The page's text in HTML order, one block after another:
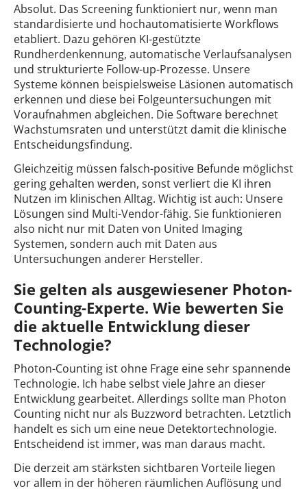
Absolut. Das Screening funktioniert nur, wenn man
standardisierte und hochautomatisierte Workflows
etabliert. Dazu gehören KI-gestützte
Rundherdenkennung, automatische Verlaufsanalysen
und strukturierte Follow-up-Prozesse. Unsere
Systeme können beispielsweise Läsionen automatisch
erkennen und diese bei Folgeuntersuchungen mit
Voraufnahmen abgleichen. Die Software berechnet
Wachstumsraten und unterstützt damit die klinische
Entscheidungsfindung.
Gleichzeitig müssen falsch-positive Befunde möglichst
gering gehalten werden, sonst verliert die KI ihren
Nutzen im klinischen Alltag. Wichtig ist auch: Unsere
Lösungen sind Multi-Vendor-fähig. Sie funktionieren
also nicht nur mit Daten von United Imaging
Systemen, sondern auch mit Daten aus
Untersuchungen anderer Hersteller.
Sie gelten als ausgewiesener Photon-
Counting-Experte. Wie bewerten Sie
die aktuelle Entwicklung dieser
Technologie?
Photon-Counting ist ohne Frage eine sehr spannende
Technologie. Ich habe selbst viele Jahre an dieser
Entwicklung gearbeitet. Allerdings sollte man Photon
Counting nicht nur als Buzzword betrachten. Letztlich
handelt es sich um eine neue Detektortechnologie.
Entscheidend ist immer, was man daraus macht.
Die derzeit am stärksten sichtbaren Vorteile liegen
vor allem in der höheren räumlichen Auflösung und